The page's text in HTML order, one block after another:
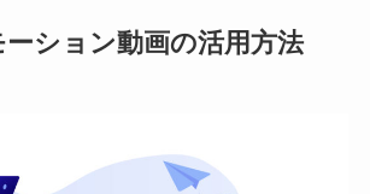
ション動画の活用方法